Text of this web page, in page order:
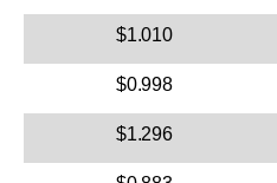
$1.010
$0.998
$1.296